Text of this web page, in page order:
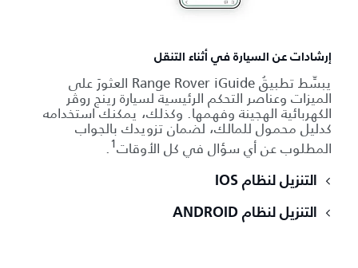
إرشادات عن السيارة في أثناء التنقل
يبسِّط تطبيقُ Range Rover iGuide العثورَ على
الميزات وعناصر التحكم الرئيسية لسيارة رينج روڤر
الكهربائية الهجينة وفهمها. وكذلك، يمكنك استخدامه
كدليل محمول للمالك، لضمان تزويدك بالجواب
المطلوب عن أي سؤال في كل الأوقات1
.
التنزيل لنظام IOS
التنزيل لنظام ANDROID